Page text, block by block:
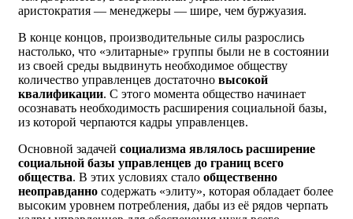
аристократия — менеджеры — шире, чем буржуазия.
В конце концов, производительные силы разрослись
настолько, что «элитарные» группы были не в состоянии
из своей среды выдвинуть необходимое обществу
количество управленцев достаточно высокой
квалификации. С этого момента общество начинает
осознавать необходимость расширения социальной базы,
из которой черпаются кадры управленцев.
Основной задачей социализма являлось расширение
социальной базы управленцев до границ всего
общества. В этих условиях стало общественно
неоправданно содержать «элиту», которая обладает более
высоким уровнем потребления, дабы из её рядов черпать